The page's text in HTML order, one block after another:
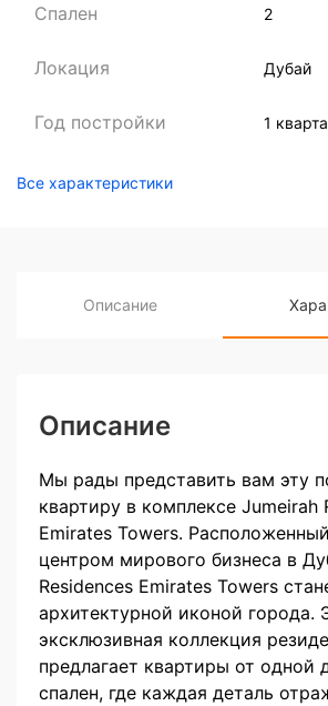
Спален 2
Локация Дубай
Год постройки 1
Все характеристики
Описание
Описание
Мы рады представить вам эту
квартиру в комплексе Jumeirah
Emirates Towers.
центром мирового бизнеса в
Residences Emirates Towers
архитектурной иконой города.
эксклюзивная коллекция
предлагает квартиры от одной
спален, где каждая деталь